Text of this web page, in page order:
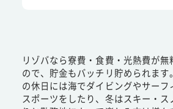
リゾバなら寮費・食費・光熱費が
ので、貯金もバッチリ貯められます
の休日には海でダイビングやサーフ
スポーツをしたり、冬はスキー・ス